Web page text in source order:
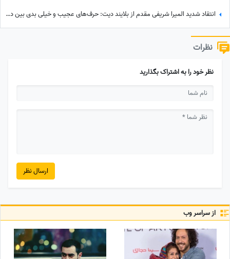
انتقاد شدید المیرا شریفی مقدم از بلایند دیت: حرف‌های عجیب و خیلی بدی بین دختر و پسرها رد و بدل میشد + ویدئو
نظرات
نظر خود را به اشتراک بگذارید
ارسال نظر
از سراسر وب